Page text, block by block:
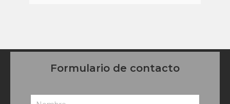
Formulario de contacto